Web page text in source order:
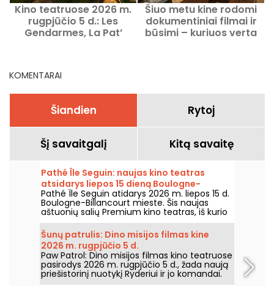
Kino teatruose 2026 m.
rugpjūčio 5 d.: Les
Gendarmes, La Pat’
Šiuo metu kine rodomi
dokumentiniai filmai ir
būsimi – kuriuos verta
KOMENTARAI
Šiandien Rytoj
Šį savaitgalį Kitą savaitę
Pathé Île Seguin: naujas kino teatras
atsidarys liepos 15 dieną Boulogne-
Billancourt
Pathé Île Seguin atidarys 2026 m. liepos 15 d.
Boulogne-Billancourt mieste. Šis naujas
aštuonių salių Premium kino teatras, iš kurio
viena salė – IMAX, įsikurs Pointe des Arts
teritorijoje Île Seguin saloje.
Šunų patrulis: Dino misijos filmas kine
2026 m. rugpjūčio 5 d.
Paw Patrol: Dino misijos filmas kino teatruose
pasirodys 2026 m. rugpjūčio 5 d., žada naują
priešistorinį nuotykį Ryderiui ir jo komandai.